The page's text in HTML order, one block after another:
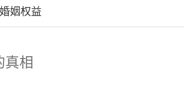
姻权益
相